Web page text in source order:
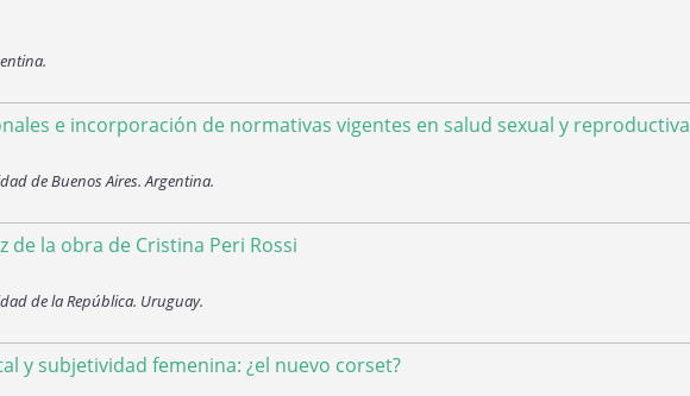
e incorporación de normativas vigentes en salud sexual y reproductiva
de Buenos Aires. Argentina.
de la obra de Cristina Peri Rossi
de la República. Uruguay.
y subjetividad femenina: ¿el nuevo corset?